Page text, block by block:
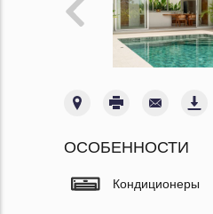
ОСОБЕННОСТИ
Кондиционеры